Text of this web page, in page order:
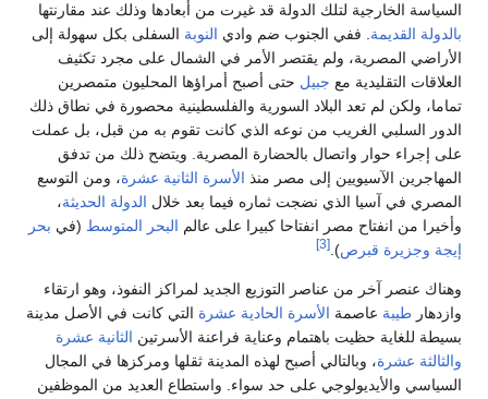
السياسة الخارجية لتلك الدولة قد غيرت من أبعادها وذلك عند مقارنتها
بالدولة القديمة . ففي الجنوب ضم وادي النوبة السفلى بكل سهولة إلى
الأراضي المصرية، ولم يقتصر الأمر في الشمال على مجرد تكثيف
العلاقات التقليدية مع جبيل حتى أصبح أمراؤها المحليون متمصرين
تماما، ولكن لم تعد البلاد السورية والفلسطينية محصورة في نطاق ذلك
الدور السلبي الغريب من نوعه الذي كانت تقوم به من قبل، بل عملت
على إجراء حوار واتصال بالحضارة المصرية. ويتضح ذلك من تدفق
المهاجرين الآسيويين إلى مصر منذ الأسرة الثانية عشرة، ومن التوسع
المصري في آسيا الذي نضجت ثماره فيما بعد خلال الدولة الحديثة،
وأخيرا من انفتاح مصر انفتاحا كبيرا على عالم البحر المتوسط (في بحر
إيجة وجزيرة قبرص).
[3]
وهناك عنصر آخر من عناصر التوزيع الجديد لمراكز النفوذ، وهو ارتقاء
وازدهار طيبة عاصمة الأسرة الحادية عشرة التي كانت في الأصل مدينة
بسيطة للغاية حظيت باهتمام وعناية فراعنة الأسرتين الثانية عشرة
والثالثة عشرة، وبالتالي أصبح لهذه المدينة ثقلها ومركزها في المجال
السياسي والأيديولوجي على حد سواء. واستطاع العديد من الموظفين